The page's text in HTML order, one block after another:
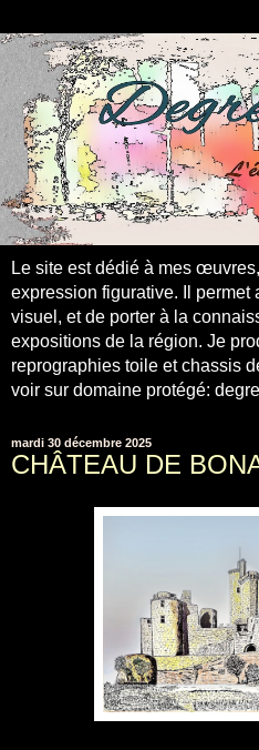
Le site est dédié à mes
expression figurative. Il permet
visuel, et de porter à la
expositions de la région. Je
reprographies toile et chassis
voir sur domaine protégé:
mardi 30 décembre 2025
CHÂTEAU DE